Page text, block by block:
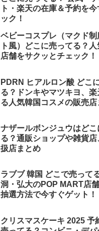
ト・楽天の在庫＆予約を
ック！
ベビーコスプレ（マクド制
ト風）どこに売ってる？
店舗をサクッとチェック！
PDRN ヒアルロン酸 どこ
る？ドンキやマツキヨ、楽
る人気韓国コスメの販売店
ナザールボンジュウはどこ
る？通販ショップや雑貨店
扱店まとめ
ラブブ 韓国 どこで売って
洞・弘大のPOP MART店
抽選方法で今すぐゲット！
クリスマスケーキ 2025 予